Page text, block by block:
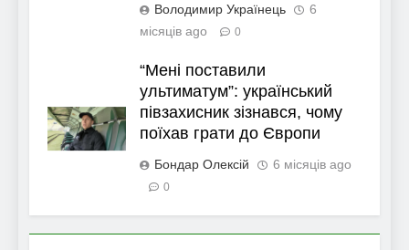
Володимир Українець
6
місяців ago
0
“Мені поставили
ультиматум”: український
півзахисник зізнався, чому
поїхав грати до Європи
Бондар Олексій 6 місяців ago
0